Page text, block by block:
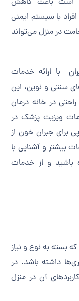
با سیستم ایمنی
در منزل می‌تواند
با ارائه خدمات
سنتی و نوین، این
در خانه درمان
ویزیت پزشک در
برای جبران خون از
بیشتر و آشنایی با
باشید و از خدمات
بسته به نوع و نیاز
داشته باشد. در
آن در منزل